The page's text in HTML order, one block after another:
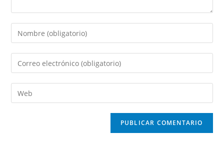
Introduce
tu
nombre
de
usuario
Introduce
tu
dirección
de
Introduce
la